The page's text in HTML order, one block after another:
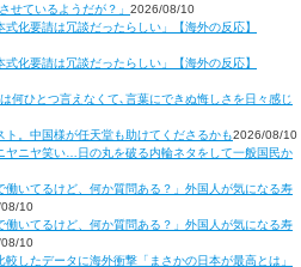
せているようだが？」 2026/08/10
化要請は冗談だったらしい」【海外の反応】
化要請は冗談だったらしい」【海外の反応】
何ひとつ言えなくて､言葉にできぬ悔しさを日々感じ
。中国様が任天堂も助けてくださるかも2026/08/10
ヤニヤ笑い…日の丸を破る内輪ネタをして一般国民か
いてるけど、何か質問ある？」外国人が気になる寿
10
いてるけど、何か質問ある？」外国人が気になる寿
10
したデータに海外衝撃「まさかの日本が最高とは」